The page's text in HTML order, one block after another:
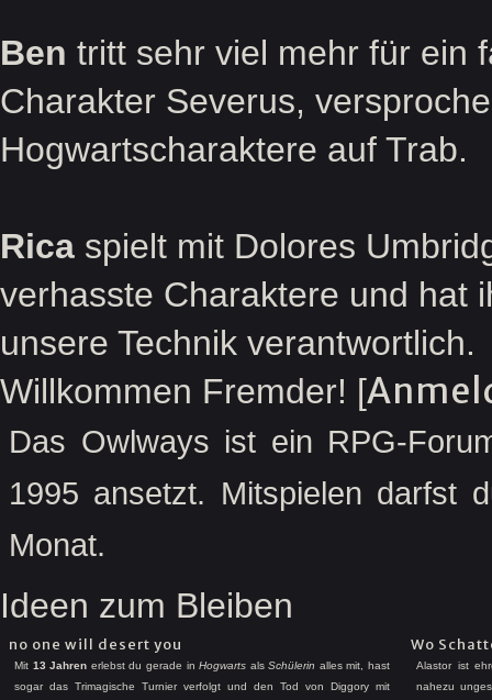
Ben tritt sehr viel mehr für ein
Charakter Severus,
Hogwartscharaktere auf Trab.
Rica spielt mit Dolores
verhasste Charaktere und hat
unsere Technik verantwortlich.
Willkommen Fremder! [
Das Owlways ist ein RPG-
1995 ansetzt. Mitspielen darfst
Monat.
Ideen zum Bleiben
no one will desert you
Mit 13 Jahren erlebst du gerade inHogwarts alsSchülerin alles mit, hast
sogar das Trimagische Turnier verfolgt und den Tod von Diggory mit
Wo
Alastor ist
nahezu